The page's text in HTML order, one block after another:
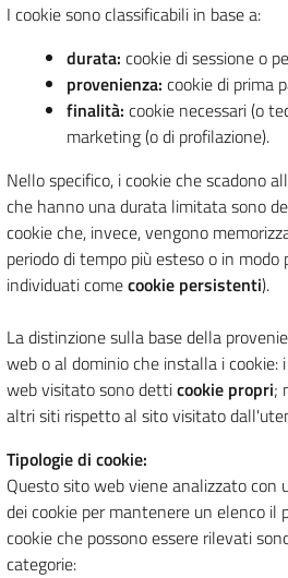
I cookie sono classificabili in base a:
durata: cookie di sessione o
provenienza: cookie di prima
finalità: cookie necessari (o
marketing (o di profilazione).
Nello specifico, i cookie che scadono
che hanno una durata limitata sono
cookie che, invece, vengono
periodo di tempo più esteso o in
individuati comecookie persistenti).
La distinzione sulla base della
web o al dominio che installa i
web visitato sono detticookie propri;
altri siti rispetto al sito visitato
Tipologie di cookie:
Questo sito web viene analizzato con
dei cookie per mantenere un elenco il
cookie che possono essere rilevati
categorie: